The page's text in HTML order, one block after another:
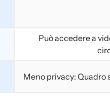
Può accedere a
Meno privacy: Quadro